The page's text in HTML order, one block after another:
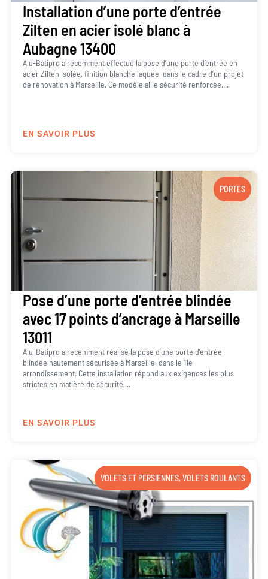
Installation d’une porte d’entrée
Zilten en acier isolé blanc à
Aubagne 13400
Alu-Batipro a récemment effectué la pose d’une porte d’entrée en
acier Zilten isolée, finition blanche laquée, dans le cadre d’un projet
de rénovation à Marseille. Ce modèle allie sécurité renforcée,...
EN SAVOIR PLUS
PORTES
Pose d’une porte d’entrée blindée
avec 17 points d’ancrage à Marseille
13011
Alu-Batipro a récemment réalisé la pose d’une porte d’entrée
blindée hautement sécurisée à Marseille, dans le 11e
arrondissement. Cette installation répond aux exigences les plus
strictes en matière de sécurité,...
EN SAVOIR PLUS
VOLETS ET PERSIENNES,VOLETS ROULANTS